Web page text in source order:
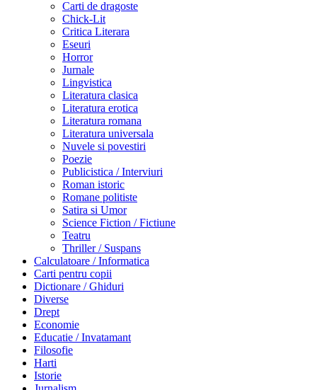
Carti de dragoste
Chick-Lit
Critica Literara
Eseuri
Horror
Jurnale
Lingvistica
Literatura clasica
Literatura erotica
Literatura romana
Literatura universala
Nuvele si povestiri
Poezie
Publicistica / Interviuri
Roman istoric
Romane politiste
Satira si Umor
Science Fiction / Fictiune
Teatru
Thriller / Suspans
Calculatoare / Informatica
Carti pentru copii
Dictionare / Ghiduri
Diverse
Drept
Economie
Educatie / Invatamant
Filosofie
Harti
Istorie